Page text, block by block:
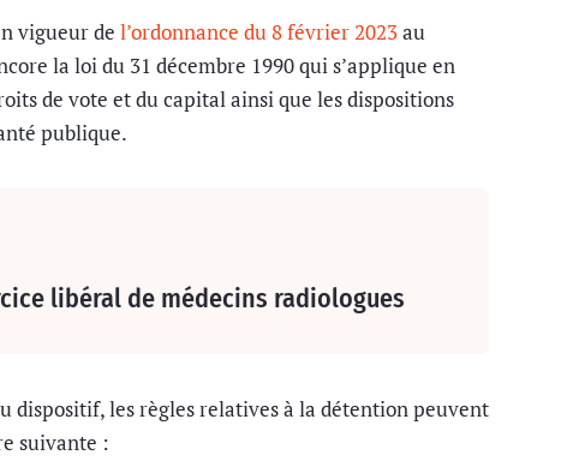
vigueur de l’ordonnance du 8 février 2023au
la loi du 31 décembre 1990 qui s’applique en
de vote et du capital ainsi que les dispositions
publique.
libéral de médecins radiologues
dispositif, les règles relatives à la détention peuvent
suivante :